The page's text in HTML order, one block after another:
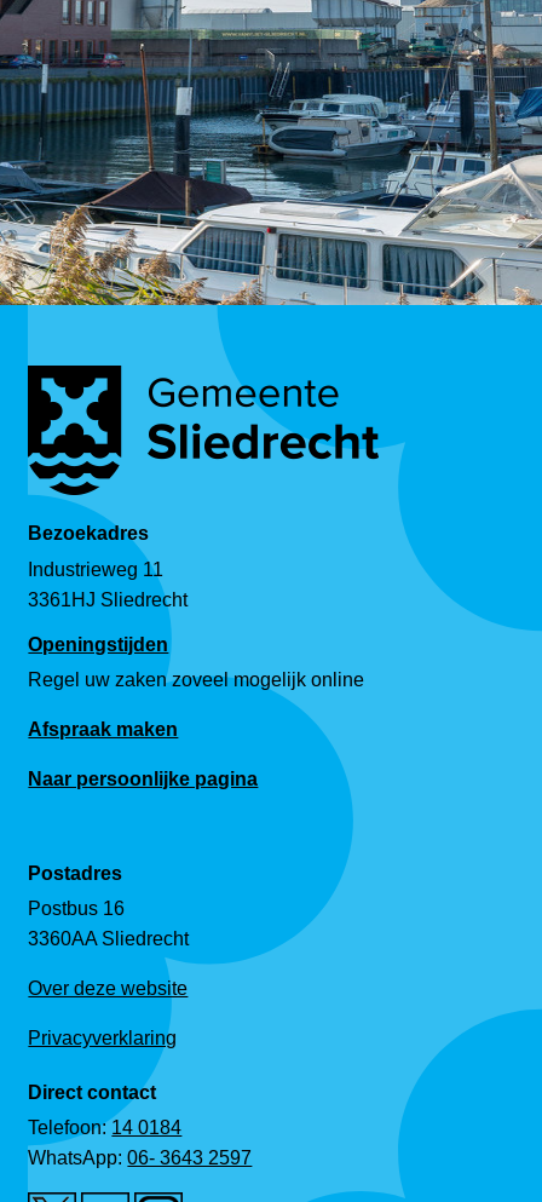
Bezoekadres
Industrieweg 11
3361HJ Sliedrecht
Openingstijden
Regel uw zaken zoveel mogelijk online
Afspraak maken
Naar persoonlijke pagina
Postadres
Postbus 16
3360AA Sliedrecht
Over deze website
Privacyverklaring
Direct contact
Telefoon:14 0184
WhatsApp:06- 3643 2597